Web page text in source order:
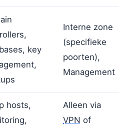
key
Interne zone
(specifieke
poorten),
Management
hosts,
Alleen via
VPN of